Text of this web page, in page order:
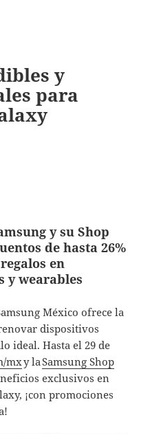
y
para
y su Shop
de hasta 26%
en
y wearables
México ofrece la
dispositivos
ideal. Hasta el 29 de
mxy laSamsung Shop
exclusivos en
¡con promociones